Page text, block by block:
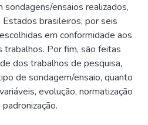
ensaios realizados,
brasileiros, por seis
em conformidade aos
Por fim, são feitas
dos trabalhos de pesquisa,
de sondagem/ensaio, quanto
evolução, normatização